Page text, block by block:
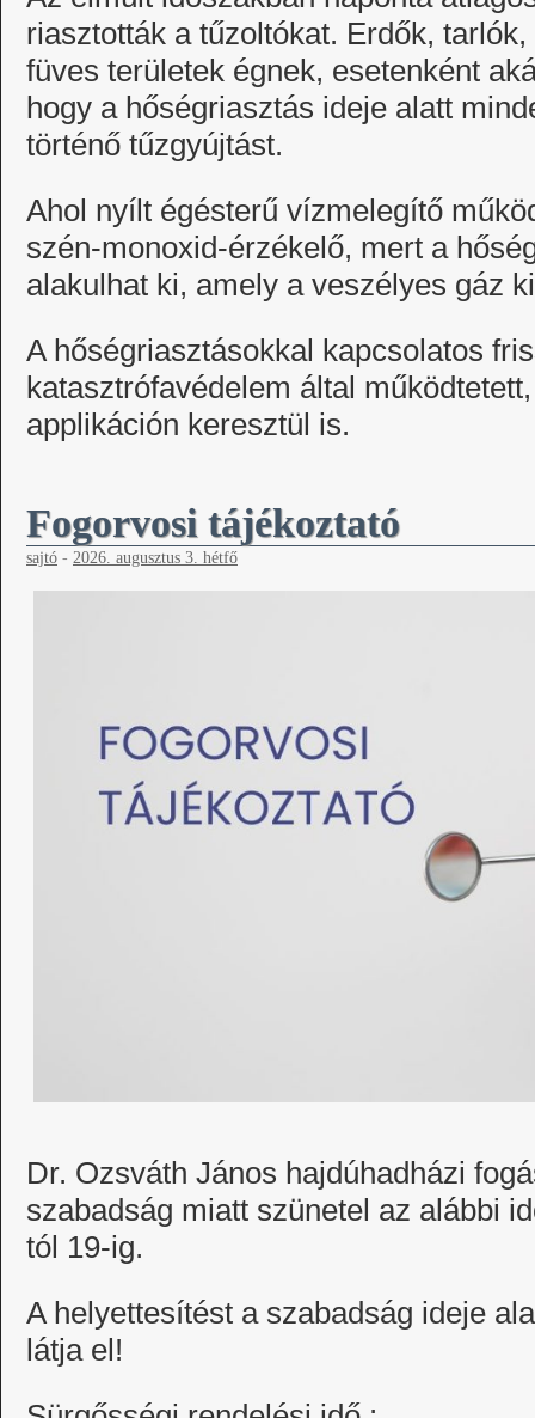
riasztották a tűzoltókat. Erdők,
füves területek égnek, esetenként
hogy a hőségriasztás ideje alatt
történő tűzgyújtást.
Ahol nyílt égésterű vízmelegítő
szén-monoxid-érzékelő, mert a
alakulhat ki, amely a veszélyes gáz
A hőségriasztásokkal kapcsolatos
katasztrófavédelem által
applikáción keresztül is.
Fogorvosi tájékoztató
sajtó - 2026. augusztus 3. hétfő
Dr. Ozsváth János hajdúhadházi
szabadság miatt szünetel az alábbi
tól 19-ig.
A helyettesítést a szabadság ideje
látja el!